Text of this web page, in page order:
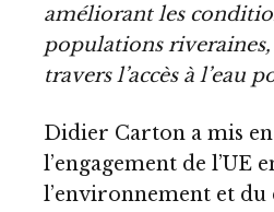
améliorant les
populations
travers l’accès à l’eau
Didier Carton a mis
l’engagement de l’UE
l’environnement et